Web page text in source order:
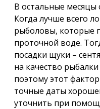
В остальные месяцы
Когда лучше всего
рыболовы, которые
проточной воде.
посадки щуки –
на качество
поэтому этот
точные даты
уточнить при